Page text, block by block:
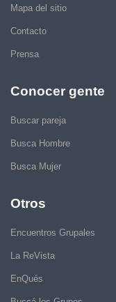
Mapa del sitio
Contacto
Prensa
Conocer gente
Buscar pareja
Busca Hombre
Busca Mujer
Otros
Encuentros Grupales
La ReVista
EnQués